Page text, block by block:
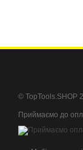
© TopTools.SHOP
Приймаємо до